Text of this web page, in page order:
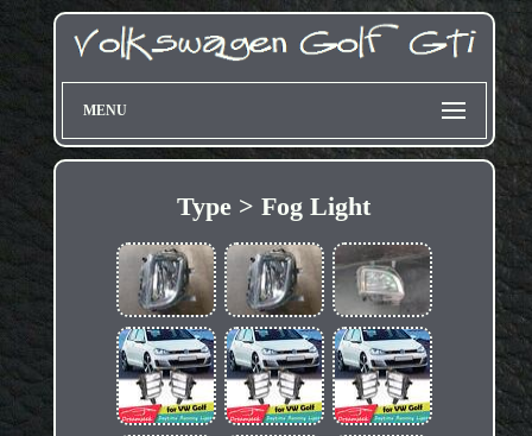
MENU
Type > Fog Light